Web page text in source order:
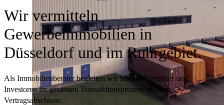
Wir vermitteln
Gewerbeimmobilien in
Düsseldorf und im Ruhrgebiet.
Als Immobilienberater begleiten wir Mieter, Vermieter und
Investoren im gesamten Transaktionsprozess bis zum
Vertragsabschluss.